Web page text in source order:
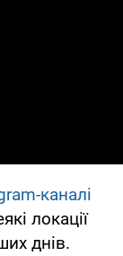
каналі
локації
днів.